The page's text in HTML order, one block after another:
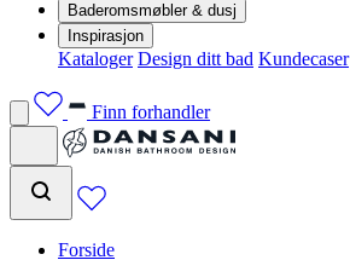
Baderomsmøbler & dusj
Inspirasjon
Kataloger Design ditt bad Kundecaser
Finn forhandler
Forside